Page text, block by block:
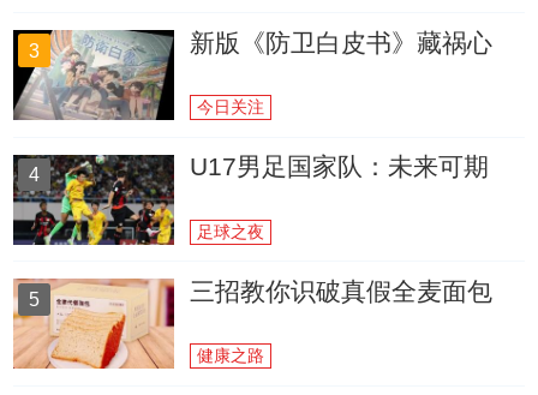
3 新版《防卫白皮书》藏祸心
今日关注
4 U17男足国家队：未来可期
足球之夜
5 三招教你识破真假全麦面包
健康之路